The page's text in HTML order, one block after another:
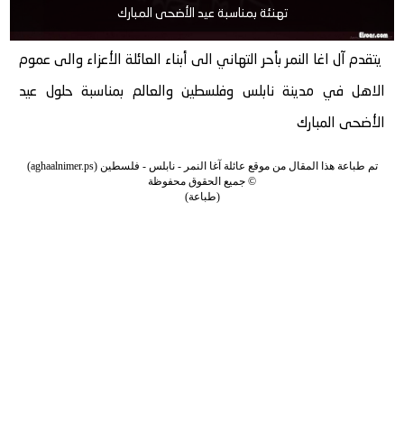
تهنئة بمناسبة عيد الأضحى المبارك
يتقدم آل اغا النمر بأحر التهاني الى أبناء العائلة الأعزاء والى عموم
الاهل في مدينة نابلس وفلسطين والعالم بمناسبة حلول عيد
الأضحى المبارك
تم طباعة هذا المقال من موقع عائلة آغا النمر - نابلس - فلسطين (aghaalnimer.ps)
© جميع الحقوق محفوظة
(طباعة)